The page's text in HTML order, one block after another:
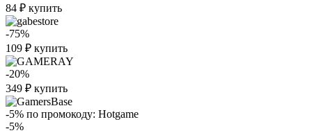
84 ₽ купить
-75%
109 ₽ купить
-20%
349 ₽ купить
-5% по промокоду: Hotgame
-5%